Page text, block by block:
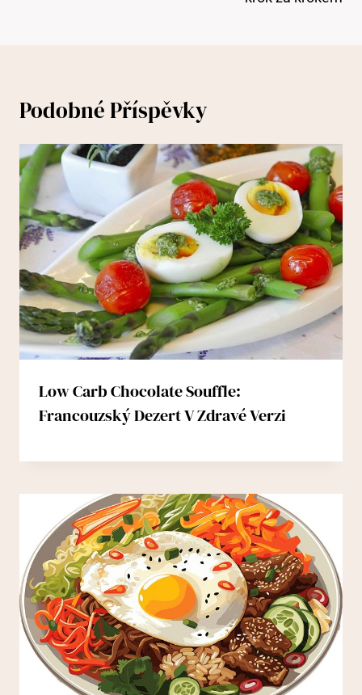
Podobné Příspěvky
Low Carb Chocolate Souffle:
Francouzský Dezert V Zdravé Verzi